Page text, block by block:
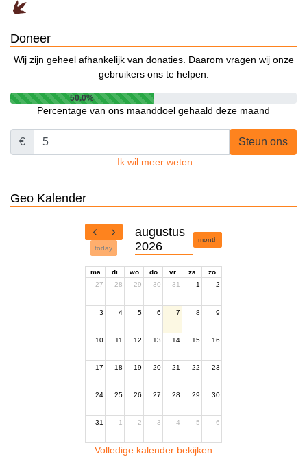
Doneer
Wij zijn geheel afhankelijk van donaties. Daarom vragen wij onze
gebruikers ons te helpen.
50.0%
Percentage van ons maanddoel gehaald deze maand
€ Steun ons
Ik wil meer weten
Geo Kalender
today
augustus
2026
month
ma di wo do vr za
zo
27
28 29 30 31 1 2
3 4 5 6 7 8 9
10 11 12 13 14 15 16
17 18 19 20 21 22 23
24 25 26 27 28 29 30
31 1 2 3 4 5 6
Volledige kalender bekijken